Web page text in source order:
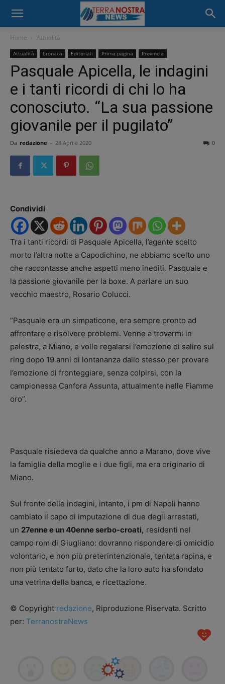
Home Attualità
Attualità Cronaca Editoriali Prima pagina Provincia
Pasquale Apicella, le indagini
e i tanti ricordi di chi lo ha
conosciuto. “La sua passione
giovanile per il pugilato”
Da redazione - 28 Aprile 2020 0
Condividi
Tra i tanti ricordi di Pasquale Apicella, l’agente scelto
morto l’altra notte a Capodichino, ne abbiamo scelto uno
che raccontasse anche aspetti meno inediti. Pasquale e
la passione giovanile per la boxe. A parlare un suo
vecchio maestro, Rosario Colucci.
“Pasquale era un simpaticone, era sempre pronto ad
affrontare e risolvere problemi. Venne a trovarmi in
palestra, a Miano, e volle regalarsi l’emozione di salire sul
ring dopo 19 anni di lontananza dallo stesso per provare
l’emozione di fronteggiare, senza colpirsi, con la
campionessa Canfora Assunta, attualmente nelle Fiamme
oro”.
Pasquale risiedeva da qualche anno a Marano, dove vive
la famiglia della moglie e i due figli, ma era originario di
Miano.
Sul fronte delle indagini, intanto, i pm di Napoli hanno
cambiato il capo di imputazione di due degli arrestati,
un 27enne e un 40enne serbo-croati, residenti nel
campo rom di Giugliano: dovranno rispondere di omicidio
volontario, e non più preterintenzionale, tentata rapina, e
non più tentato furto, dato che la loro auto ha sfondato
una vetrina della banca, e ricettazione.
© Copyright redazione, Riproduzione Riservata. Scritto
per: TerranostraNews